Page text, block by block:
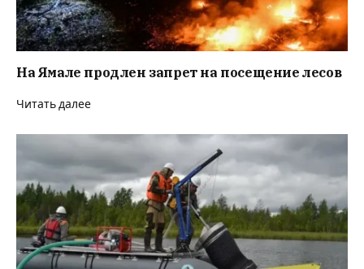
На Ямале продлен запрет на посещение лесов
Читать далее